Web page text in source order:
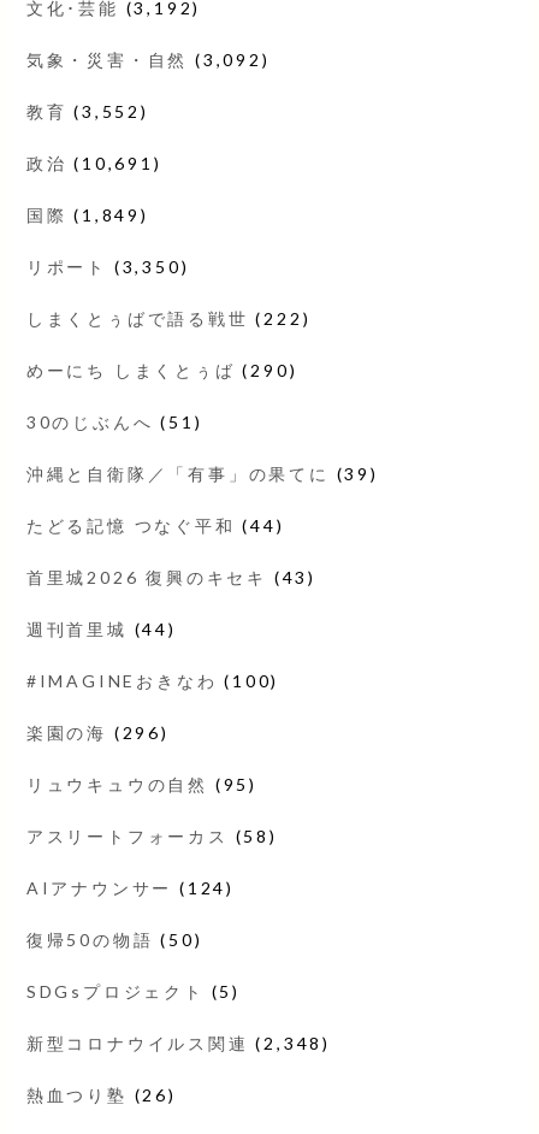
文化･芸能 (3,192)
気象・災害・自然 (3,092)
教育 (3,552)
政治 (10,691)
国際 (1,849)
リポート (3,350)
しまくとぅばで語る戦世 (222)
めーにち しまくとぅば (290)
30のじぶんへ (51)
沖縄と自衛隊／「有事」の果てに (39)
たどる記憶 つなぐ平和 (44)
首里城2026 復興のキセキ (43)
週刊首里城 (44)
#IMAGINEおきなわ (100)
楽園の海 (296)
リュウキュウの自然 (95)
アスリートフォーカス (58)
AIアナウンサー (124)
復帰50の物語 (50)
SDGsプロジェクト (5)
新型コロナウイルス関連 (2,348)
熱血つり塾 (26)